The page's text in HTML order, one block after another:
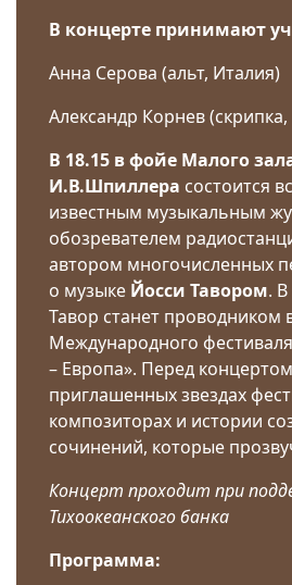
В концерте принимают
Анна Серова (альт, Италия)
Александр Корнев
В 18.15 в фойе Малого
И.В.Шпиллера состоится
известным музыкальным
обозревателем
автором многочисленных
о музыке Йосси Тавором.
Тавор станет проводником
Международного
– Европа». Перед
приглашенных звездах
композиторах и истории
сочинений, которые
Концерт проходит при
Тихоокеанского банка
Программа: